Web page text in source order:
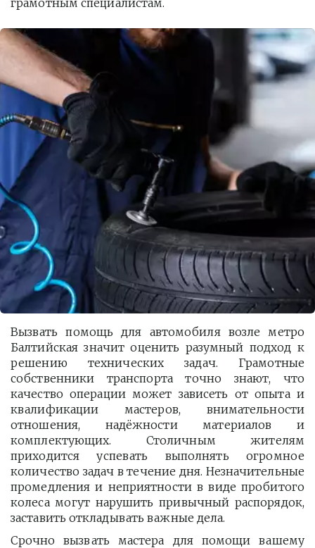
грамотным специалистам.
Вызвать помощь для автомобиля возле метро
Балтийская значит оценить разумный подход к
решению технических задач. Грамотные
собственники транспорта точно знают, что
качество операции может зависеть от опыта и
квалификации мастеров, внимательности
отношения, надёжности материалов и
комплектующих. Столичным жителям
приходится успевать выполнять огромное
количество задач в течение дня. Незначительные
промедления и неприятности в виде пробитого
колеса могут нарушить привычный распорядок,
заставить откладывать важные дела.
Срочно вызвать мастера для помощи вашему